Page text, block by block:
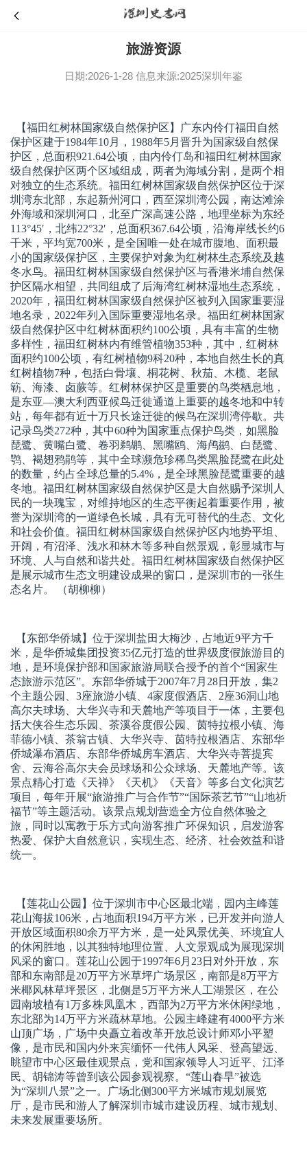
旅游资源
日期:2026-1-28 信息来源:2025深圳年鉴
【福田红树林国家级自然保护区】
广东内伶仃福田自然
保护区建于1984年10月，1988年5月晋升为国家级自然保
护区，总面积921.64公顷，由内伶仃岛和福田红树林国家
级自然保护区两个区域组成，两者为海域分割，是两个相
对独立的生态系统。福田红树林国家级自然保护区位于深
圳湾东北部，东起新州河口，西至深圳湾公园，南达滩涂
外海域和深圳河口，北至广深高速公路，地理坐标为东经
113°45′，北纬22°32′，总面积367.64公顷，沿海岸线长约6
千米，平均宽700米，是全国唯一处在城市腹地、面积最
小的国家级保护区，主要保护对象为红树林生态系统及越
冬水鸟。福田红树林国家级自然保护区与香港米埔自然保
护区隔水相望，共同组成了后海湾红树林湿地生态系统，
2020年，福田红树林国家级自然保护区被列入国家重要湿
地名录，2022年列入国际重要湿地名录。福田红树林国家
级自然保护区中红树林面积约100公顷，具有丰富的生物
多样性，福田红树林内有维管植物353种，其中，红树林
面积约100公顷，有红树植物9科20种，本地自然生长的真
红树植物7种，包括白骨壤、桐花树、秋茄、木榄、老鼠
簕、海漆、卤蕨等。红树林保护区是重要的鸟类栖息地，
是东亚—澳大利西亚候鸟迁徙通道上重要的越冬地和中转
站，每年都有近十万只长途迁徙的候鸟在深圳湾停歇。共
记录鸟类272种，其中60种为国家重点保护鸟类，如黑脸
琵鹭、黄嘴白鹭、卷羽鹈鹕、黑嘴鸥、海鸬鹚、白琵鹭、
鹗、褐翅鸦鹃等，其中全球濒危珍稀鸟类黑脸琵鹭在此处
的数量，约占全球总量的5.4%，是全球黑脸琵鹭重要的越
冬地。福田红树林国家级自然保护区是大自然赐予深圳人
民的一块瑰宝，对维持地区的生态平衡起着重要作用，被
誉为深圳湾的一道绿色长城，具有无可替代的生态、文化
和社会价值。福田红树林国家级自然保护区内地势平坦、
开阔，有沼泽、浅水和林木等多种自然景观，彰显城市与
环境、人与自然和谐共处。福田红树林国家级自然保护区
是展示城市生态文明建设成果的窗口，是深圳市的一张生
态名片。 （胡柳柳）
【东部华侨城】 位于深圳盐田大梅沙，占地近9平方千
米，是华侨城集团投资35亿元打造的世界级度假旅游目的
地，是环境保护部和国家旅游局联合授予的首个“国家生
态旅游示范区”。东部华侨城于2007年7月28日开放，集2
个主题公园、3座旅游小镇、4家度假酒店、2座36洞山地
高尔夫球场、大华兴寺和天麓地产等项目于一体，主要包
括大侠谷生态乐园、茶溪谷度假公园、茵特拉根小镇、海
菲德小镇、茶翁古镇、大华兴寺、茵特拉根酒店、东部华
侨城瀑布酒店、东部华侨城房车酒店、大华兴寺菩提宾
舍、云海谷高尔夫会员球场和公众球场、天麓地产等。该
景点精心打造《天禅》《天机》《天音》等多台文化演艺
项目，每年开展“旅游推广与合作节”“国际茶艺节”“山地祈
福节”等主题活动。该景点规划营造全方位自然体验之
旅，同时以寓教于乐方式向游客推广环保知识，启发游客
热爱、保护大自然意识，实现生态、经济、社会效益和谐
统一。
【莲花山公园】 位于深圳市中心区最北端，园内主峰莲
花山海拔106米，占地面积194万平方米，已开发并向游人
开放区域面积80余万平方米，是一处风景优美、环境宜人
的休闲胜地，以其独特地理位置、人文景观成为展现深圳
风采的窗口。莲花山公园于1997年6月23日对外开放，东
部和东南部是20万平方米草坪广场景区，南部是8万平方
米椰风林草坪景区，北侧是5万平方米人工湖景区，在公
园南坡植有1万多株凤凰木，西部为2万平方米休闲绿地，
东北部为14万平方米疏林草地。公园主峰建有4000平方米
山顶广场，广场中央矗立着改革开放总设计师邓小平塑
像，是市民和国内外来宾缅怀一代伟人风采、登高望远、
眺望市中心区最佳观景点，党和国家领导人习近平、江泽
民、胡锦涛等曾到该公园参观视察。“莲山春早”被选
为“深圳八景”之一。广场北侧300平方米城市规划展览
厅，是市民和游人了解深圳市城市建设历程、城市规划、
未来发展重要场所。